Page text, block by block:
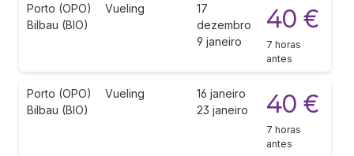
Porto (OPO)
Bilbau (BIO)
Vueling
17
dezembro
9 janeiro
40 €
7 horas
antes
Porto (OPO)
Bilbau (BIO)
Vueling
16 janeiro
23 janeiro
40 €
7 horas
antes